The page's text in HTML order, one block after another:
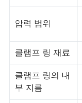
범용 테스트 머신
충격 시험기
압력 범위
클램프 링 재료
클램프 링의 내
부 지름